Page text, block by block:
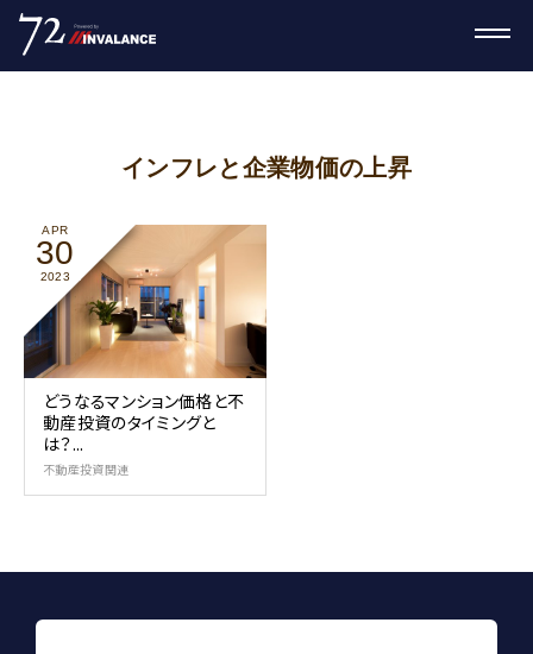
インフレと企業物価の上昇
APR
30
2023
どうなるマンション価格と不
動産投資のタイミングと
は？...
不動産投資関連